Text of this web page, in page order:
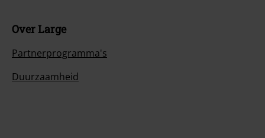
Over Large
Partnerprogramma's
Duurzaamheid